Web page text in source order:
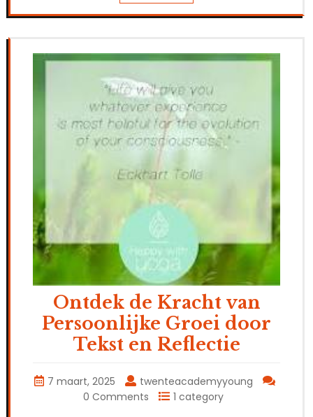
Ontdek de Kracht van
Persoonlijke Groei door
Tekst en Reflectie
7 maart, 2025
twenteacademyyoung
0 Comments
1 category